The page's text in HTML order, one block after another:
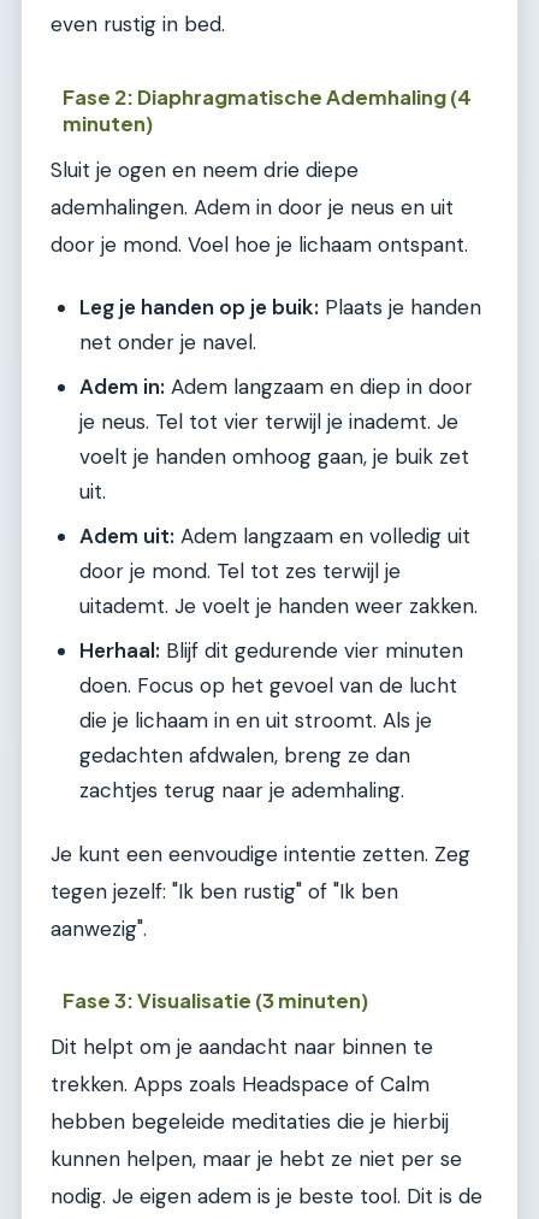
even rustig in bed.
Fase 2: Diaphragmatische Ademhaling (4
minuten)
Sluit je ogen en neem drie diepe
ademhalingen. Adem in door je neus en uit
door je mond. Voel hoe je lichaam ontspant.
Leg je handen op je buik: Plaats je handen
net onder je navel.
Adem in: Adem langzaam en diep in door
je neus. Tel tot vier terwijl je inademt. Je
voelt je handen omhoog gaan, je buik zet
uit.
Adem uit: Adem langzaam en volledig uit
door je mond. Tel tot zes terwijl je
uitademt. Je voelt je handen weer zakken.
Herhaal: Blijf dit gedurende vier minuten
doen. Focus op het gevoel van de lucht
die je lichaam in en uit stroomt. Als je
gedachten afdwalen, breng ze dan
zachtjes terug naar je ademhaling.
Je kunt een eenvoudige intentie zetten. Zeg
tegen jezelf: "Ik ben rustig" of "Ik ben
aanwezig".
Fase 3: Visualisatie (3 minuten)
Dit helpt om je aandacht naar binnen te
trekken. Apps zoals Headspace of Calm
hebben begeleide meditaties die je hierbij
kunnen helpen, maar je hebt ze niet per se
nodig. Je eigen adem is je beste tool. Dit is de